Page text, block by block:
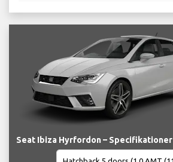
Seat Ibiza Hyrfordon – Specifikationer